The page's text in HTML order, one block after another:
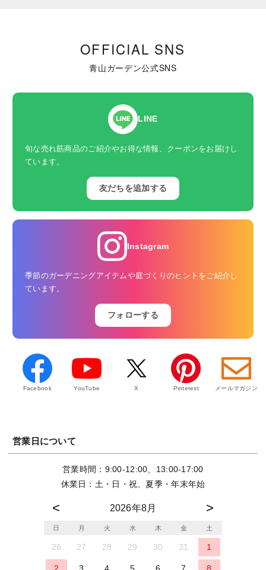
OFFICIAL SNS
青山ガーデン公式SNS
LINE
旬な売れ筋商品のご紹介やお得な情報、クーポンをお届けし
ています。
友だちを追加する
Instagram
季節のガーデニングアイテムや庭づくりのヒントをご紹介し
ています。
フォローする
Facebook YouTube X Pinterest メールマガジン
営業日について
営業時間：9:00-12:00、13:00-17:00
休業日：土・日・祝、夏季・年末年始
2026年8月
日 月 火 水 木 金 土
26 27 28 29 30 31 1
2 3 4 5 6 7 8